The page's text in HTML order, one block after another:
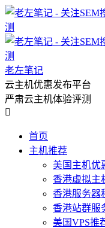
老左笔记
云主机优惠发布平台
严肃云主机体验评测

首页
主机推荐
美国主机优
香港虚拟主
香港服务器
香港站群服
美国VPS推